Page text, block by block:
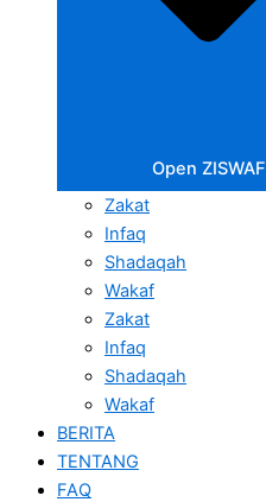
Open ZISWAF
Zakat
Infaq
Shadaqah
Wakaf
Zakat
Infaq
Shadaqah
Wakaf
BERITA
TENTANG
FAQ